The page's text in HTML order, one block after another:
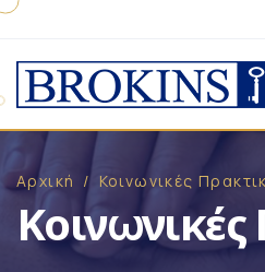
Αρχική / Κοινωνικές